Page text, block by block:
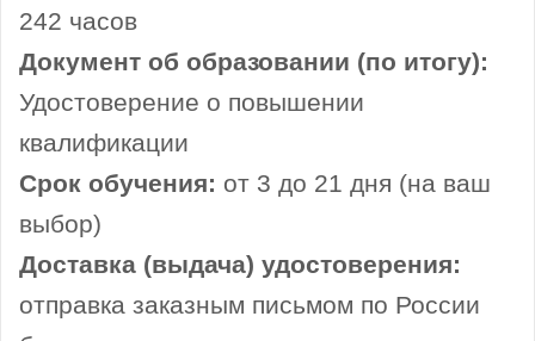
242 часов
Документ об образовании (по итогу):
Удостоверение о повышении
квалификации
Срок обучения: от 3 до 21 дня (на ваш
выбор)
Доставка (выдача) удостоверения:
отправка заказным письмом по России